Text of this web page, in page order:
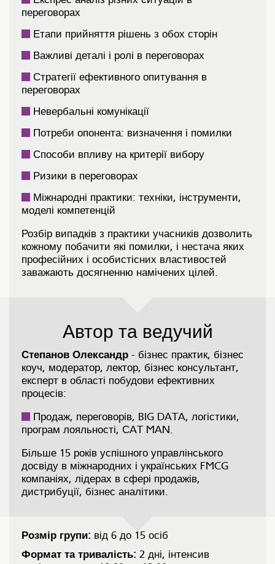
переговорах
Етапи прийняття рішень з обох сторін
Важливі деталі і ролі в переговорах
Стратегії ефективного опитування в
переговорах
Невербальні комунікації
Потреби опонента: визначення і помилки
Способи впливу на критерії вибору
Ризики в переговорах
Міжнародні практики: техніки, інструменти,
моделі компетенцій
Розбір випадків з практики учасників дозволить
кожному побачити які помилки, і нестача яких
професійних і особистісних властивостей
заважають досягненню намічених цілей.
Автор та ведучий
Степанов Олександр - бізнес практик, бізнес
коуч, модератор, лектор, бізнес консультант,
експерт в області побудови ефективних
процесів:
Продаж, переговорів, BIG DATA, логістики,
програм лояльності, СAT MAN.
Більше 15 років успішного управлінського
досвіду в міжнародних і українських FMCG
компаніях, лідерах в сфері продажів,
дистрибуції, бізнес аналітики.
Розмір групи: від 6 до 15 осіб
Формат та тривалість: 2 дні, інтенсив